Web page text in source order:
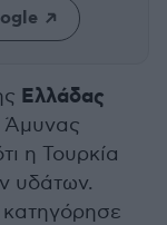
Ελλάδας
Άμυνας
η Τουρκία
υδάτων.